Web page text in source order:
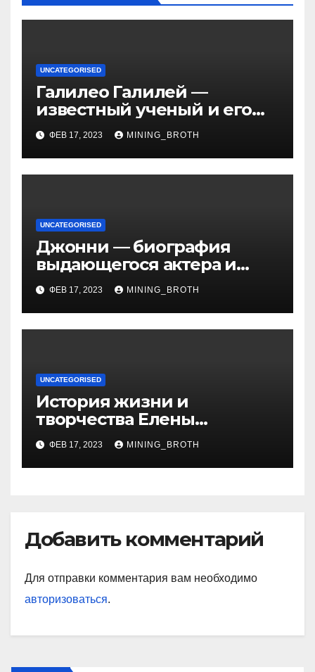
UNCATEGORISED
Галилео Галилей —
известный ученый и его
открытия — краткая
биография, достижения и
вклад в науку
ФЕВ 17, 2023 MINING_BROTH
UNCATEGORISED
Джонни — биография
выдающегося актера и
талантливого певца, чья
артистичность захватывает
миллионы сердец
ФЕВ 17, 2023 MINING_BROTH
UNCATEGORISED
История жизни и
творчества Елены
Дубровской — биография,
достижения, интересные
факты
ФЕВ 17, 2023 MINING_BROTH
Добавить комментарий
Для отправки комментария вам необходимо
авторизоваться.